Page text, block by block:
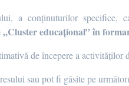
a conținuturilor specifice,
educațional” în
de începere a activităților
sau pot fi găsite pe